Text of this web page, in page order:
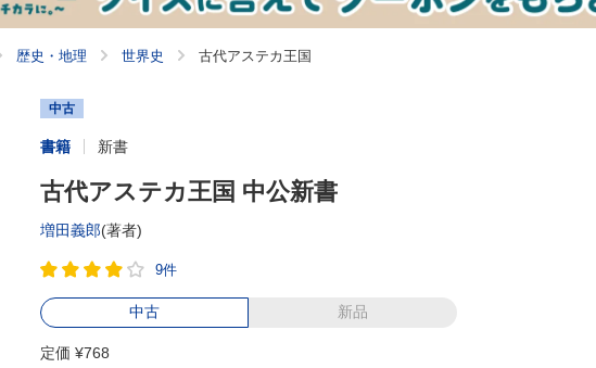
歴史・地理 世界史 古代アステカ王国
中古
書籍 新書
古代アステカ王国 中公新書
増田義郎(著者)
9件
中古 新品
定価 ¥768